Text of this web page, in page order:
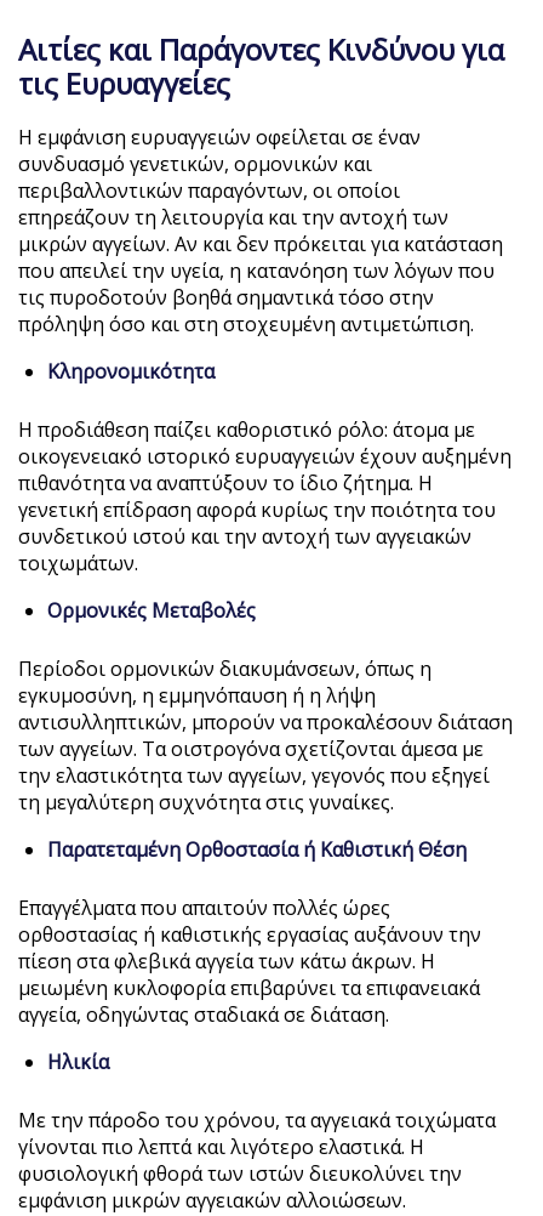
Αιτίες και Παράγοντες Κινδύνου για
τις Ευρυαγγείες
Η εμφάνιση ευρυαγγειών οφείλεται σε έναν
συνδυασμό γενετικών, ορμονικών και
περιβαλλοντικών παραγόντων, οι οποίοι
επηρεάζουν τη λειτουργία και την αντοχή των
μικρών αγγείων. Αν και δεν πρόκειται για κατάσταση
που απειλεί την υγεία, η κατανόηση των λόγων που
τις πυροδοτούν βοηθά σημαντικά τόσο στην
πρόληψη όσο και στη στοχευμένη αντιμετώπιση.
Κληρονομικότητα
Η προδιάθεση παίζει καθοριστικό ρόλο: άτομα με
οικογενειακό ιστορικό ευρυαγγειών έχουν αυξημένη
πιθανότητα να αναπτύξουν το ίδιο ζήτημα. Η
γενετική επίδραση αφορά κυρίως την ποιότητα του
συνδετικού ιστού και την αντοχή των αγγειακών
τοιχωμάτων.
Ορμονικές Μεταβολές
Περίοδοι ορμονικών διακυμάνσεων, όπως η
εγκυμοσύνη, η εμμηνόπαυση ή η λήψη
αντισυλληπτικών, μπορούν να προκαλέσουν διάταση
των αγγείων. Τα οιστρογόνα σχετίζονται άμεσα με
την ελαστικότητα των αγγείων, γεγονός που εξηγεί
τη μεγαλύτερη συχνότητα στις γυναίκες.
Παρατεταμένη Ορθοστασία ή Καθιστική Θέση
Επαγγέλματα που απαιτούν πολλές ώρες
ορθοστασίας ή καθιστικής εργασίας αυξάνουν την
πίεση στα φλεβικά αγγεία των κάτω άκρων. Η
μειωμένη κυκλοφορία επιβαρύνει τα επιφανειακά
αγγεία, οδηγώντας σταδιακά σε διάταση.
Ηλικία
Με την πάροδο του χρόνου, τα αγγειακά τοιχώματα
γίνονται πιο λεπτά και λιγότερο ελαστικά. Η
φυσιολογική φθορά των ιστών διευκολύνει την
εμφάνιση μικρών αγγειακών αλλοιώσεων.